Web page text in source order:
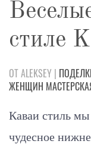
стиле
ОТ ALEKSEY |
ЖЕНЩИН
Каваи стиль
чудесное